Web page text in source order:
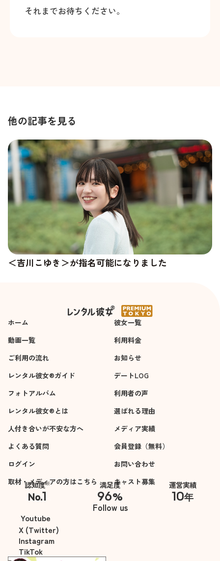
それまでお待ちください。
他の記事を見る
＜吉川こゆき＞が指名可能になりました
ホーム
彼女一覧
動画一覧
利用料金
ご利用の流れ
お知らせ
レンタル彼女®ガイド
デートLOG
フォトアルバム
利用者の声
レンタル彼女®とは
選ばれる理由
人付き合いが不安な方へ
メディア実績
よくある質問
会員登録（無料）
ログイン
お問い合わせ
取材・メディアの方はこちら
キャスト募集
認知度※
No.1
※自社調べ
満足度
96%
運営実績
10年
Follow us
Youtube
X (Twitter)
Instagram
TikTok